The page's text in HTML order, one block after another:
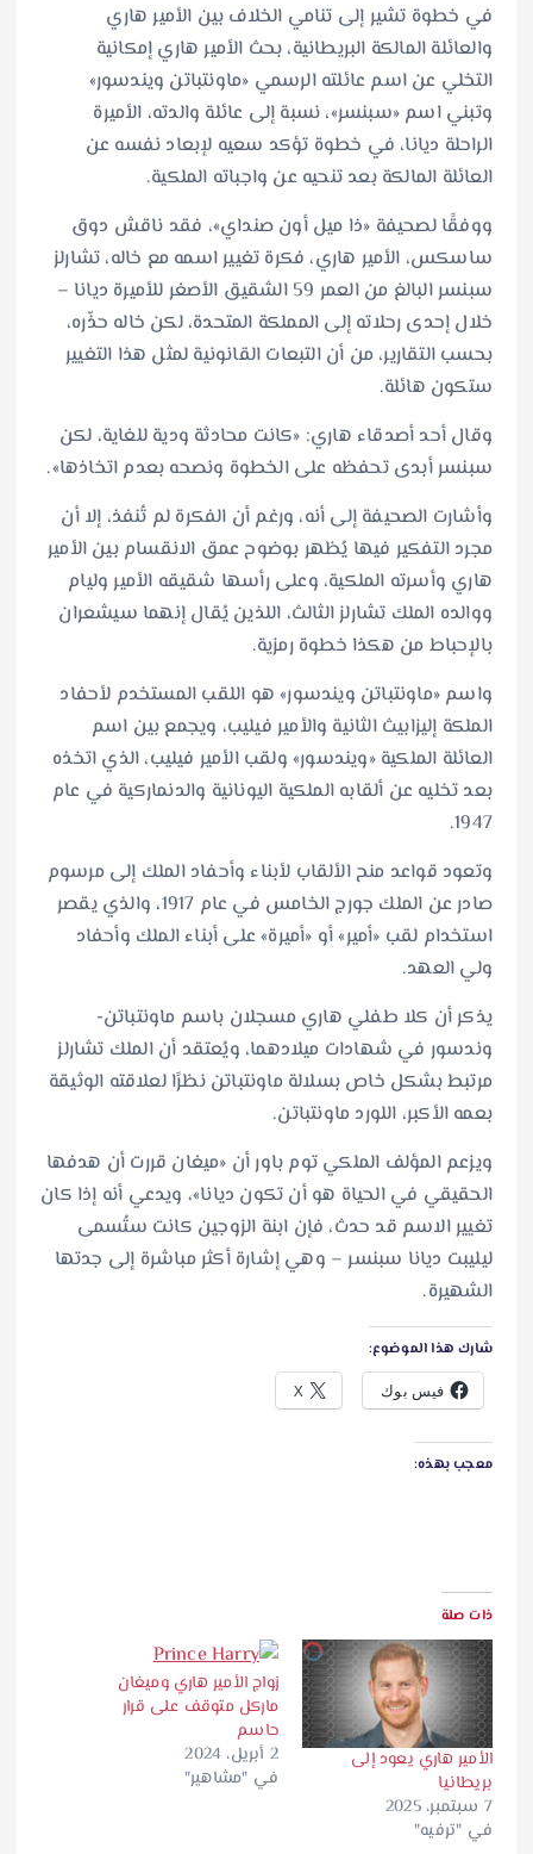
في خطوة تشير إلى تنامي الخلاف بين الأمير هاري
والعائلة المالكة البريطانية، بحث الأمير هاري إمكانية
التخلي عن اسم عائلته الرسمي «ماونتباتن ويندسور»
وتبني اسم «سبنسر»، نسبة إلى عائلة والدته، الأميرة
الراحلة ديانا، في خطوة تؤكد سعيه لإبعاد نفسه عن
العائلة المالكة بعد تنحيه عن واجباته الملكية.
ووفقًا لصحيفة «ذا ميل أون صنداي»، فقد ناقش دوق
ساسكس، الأمير هاري، فكرة تغيير اسمه مع خاله، تشارلز
سبنسر البالغ من العمر 59 الشقيق الأصغر للأميرة ديانا –
خلال إحدى رحلاته إلى المملكة المتحدة، لكن خاله حذّره،
بحسب التقارير، من أن التبعات القانونية لمثل هذا التغيير
ستكون هائلة.
وقال أحد أصدقاء هاري: «كانت محادثة ودية للغاية، لكن
سبنسر أبدى تحفظه على الخطوة ونصحه بعدم اتخاذها».
وأشارت الصحيفة إلى أنه، ورغم أن الفكرة لم تُنفذ، إلا أن
مجرد التفكير فيها يُظهر بوضوح عمق الانقسام بين الأمير
هاري وأسرته الملكية، وعلى رأسها شقيقه الأمير وليام
ووالده الملك تشارلز الثالث، اللذين يُقال إنهما سيشعران
بالإحباط من هكذا خطوة رمزية.
واسم «ماونتباتن ويندسور» هو اللقب المستخدم لأحفاد
الملكة إليزابيث الثانية والأمير فيليب، ويجمع بين اسم
العائلة الملكية «ويندسور» ولقب الأمير فيليب، الذي اتخذه
بعد تخليه عن ألقابه الملكية اليونانية والدنماركية في عام
1947.
وتعود قواعد منح الألقاب لأبناء وأحفاد الملك إلى مرسوم
صادر عن الملك جورج الخامس في عام 1917، والذي يقصر
استخدام لقب «أمير» أو «أميرة» على أبناء الملك وأحفاد
ولي العهد.
يذكر أن كلا طفلي هاري مسجلان باسم ماونتباتن-
وندسور في شهادات ميلادهما، ويُعتقد أن الملك تشارلز
مرتبط بشكل خاص بسلالة ماونتباتن نظرًا لعلاقته الوثيقة
بعمه الأكبر، اللورد ماونتباتن.
ويزعم المؤلف الملكي توم باور أن «ميغان قررت أن هدفها
الحقيقي في الحياة هو أن تكون ديانا»، ويدعي أنه إذا كان
تغيير الاسم قد حدث، فإن ابنة الزوجين كانت ستُسمى
ليليبت ديانا سبنسر – وهي إشارة أكثر مباشرة إلى جدتها
الشهيرة.
شارك هذا الموضوع:
فيس بوك X
معجب بهذه:
ذات صلة
الأمير هاري يعود إلى
بريطانيا
7 سبتمبر، 2025
في "ترفيه"
زواج الأمير هاري وميغان
ماركل متوقف على قرار
حاسم
2 أبريل، 2024
في "مشاهير"